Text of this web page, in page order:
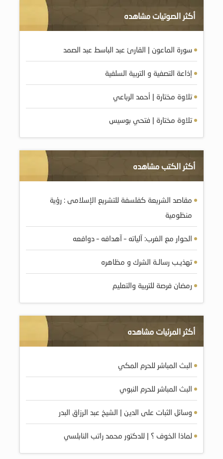
أكثر الصوتيات مشاهده
سورة الماعون | القارئ عبد الباسط عبد الصمد
إذاعة التصفية و التربية السلفية
تلاوة مختارة | أحمد الرباعي
تلاوة مختارة | فتحي بوسيس
أكثر الكتب مشاهده
مقاصد الشريعة كفلسفة للتشريع الإسلامى : رؤية
منظومية
الحوار مع الغرب: آلياته – آهدافه – دوافعه
تهذيـب رسالـة الشرك و مظاهره
رمضان فرصة للتربية والتعليم
أكثر المرئيات مشاهده
البث المباشر للحرم المكي
البث المباشر للحرم النبوي
وسائل الثبات على الدين | الشيخ عبد الرزاق البدر
لماذا الخوف ؟ | للدكتور محمد راتب النابلسي